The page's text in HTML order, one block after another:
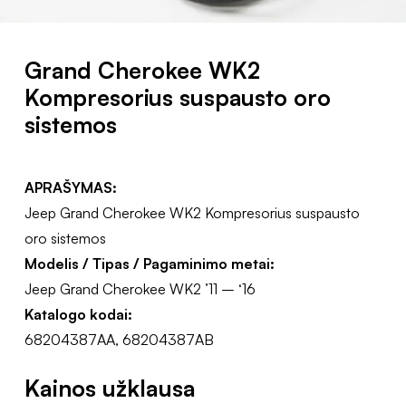
Grand Cherokee WK2
Kompresorius suspausto oro
sistemos
APRAŠYMAS:
Jeep Grand Cherokee WK2 Kompresorius suspausto
oro sistemos
Modelis / Tipas / Pagaminimo metai:
Jeep Grand Cherokee WK2 ’11 – ‘16
Katalogo kodai:
68204387AA, 68204387AB
Kainos užklausa